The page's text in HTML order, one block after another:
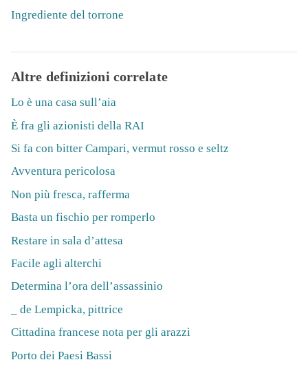
Ingrediente del torrone
Altre definizioni correlate
Lo è una casa sull’aia
È fra gli azionisti della RAI
Si fa con bitter Campari, vermut rosso e seltz
Avventura pericolosa
Non più fresca, rafferma
Basta un fischio per romperlo
Restare in sala d’attesa
Facile agli alterchi
Determina l’ora dell’assassinio
_ de Lempicka, pittrice
Cittadina francese nota per gli arazzi
Porto dei Paesi Bassi